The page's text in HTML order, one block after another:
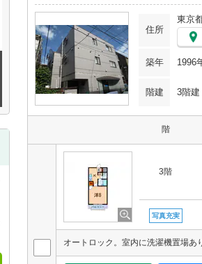
住所
東京
築年 1996
階建 3階建
階
3階
写真充実